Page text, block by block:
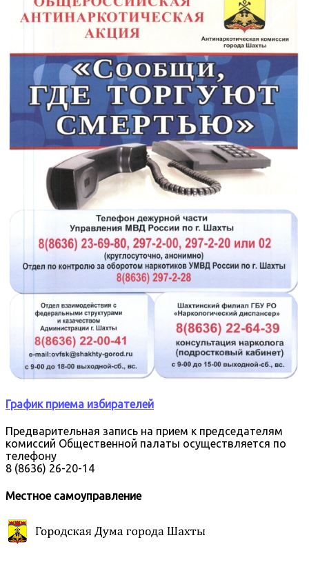
График приема избирателей
Предварительная запись на прием к председателям
комиссий Общественной палаты осуществляется по
телефону
8 (8636) 26-20-14
Местное самоуправление